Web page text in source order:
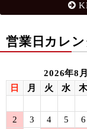
営業日カレン
2026年8月
日
月 火 水
2
3 4 5 6